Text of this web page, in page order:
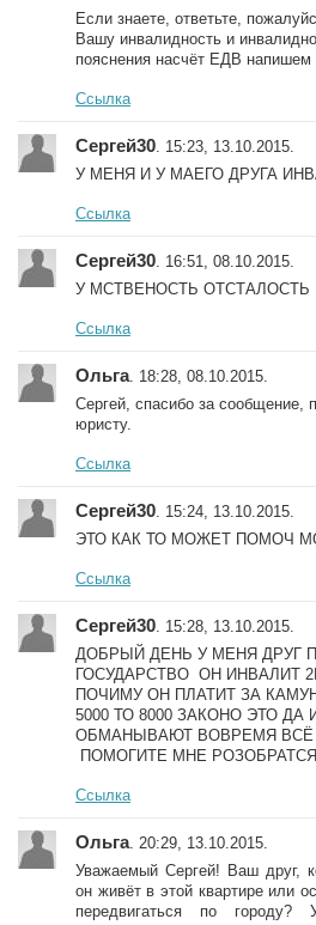
Если знаете, ответьте,
Вашу инвалидность и
пояснения насчёт ЕДВ напишем
Ссылка
Сергей30 . 15:23, 13.10.2015.
У МЕНЯ И У МАЕГО ДРУГА
Ссылка
Сергей30 . 16:51, 08.10.2015.
У МСТВЕНОСТЬ ОТСТАЛОСТЬ
Ссылка
Ольга. 18:28, 08.10.2015.
Сергей, спасибо за
юристу.
Ссылка
Сергей30 . 15:24, 13.10.2015.
ЭТО КАК ТО МОЖЕТ ПОМОЧ
Ссылка
Сергей30 . 15:28, 13.10.2015.
ДОБРЫЙ ДЕНЬ У МЕНЯ ДРУГ
ГОСУДАРСТВО ОН ИНВАЛИТ
ПОЧИМУ ОН ПЛАТИТ ЗА
5000 ТО 8000 ЗАКОНО ЭТО ДА
ОБМАНЫВАЮТ ВОВРЕМЯ ВСЁ
ПОМОГИТЕ МНЕ
Ссылка
Ольга. 20:29, 13.10.2015.
Уважаемый Сергей! Ваш друг,
он живёт в этой квартире или
передвигаться по